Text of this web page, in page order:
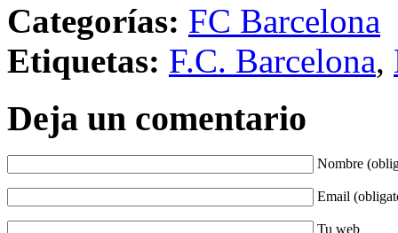
Categorías: FC Barcelona
Etiquetas: F.C. Barcelona,
Deja un comentario
Nombre
Email
Tu web